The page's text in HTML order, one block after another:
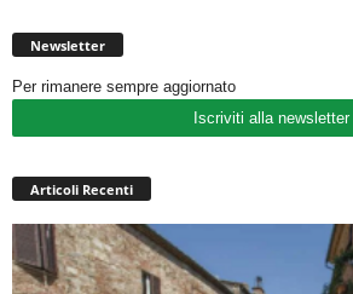
Newsletter
Per rimanere sempre aggiornato
Iscriviti alla newsletter
Articoli Recenti